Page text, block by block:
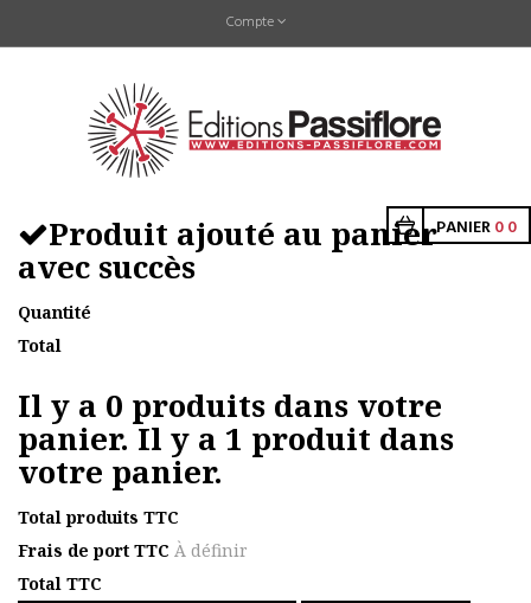
Compte
PANIER00
Produit ajouté au panier
avec succès
Quantité
Total
Il y a 0 produits dans votre
panier.Il y a 1 produit dans
votre panier.
Total produits TTC
Frais de port TTC À définir
Total TTC